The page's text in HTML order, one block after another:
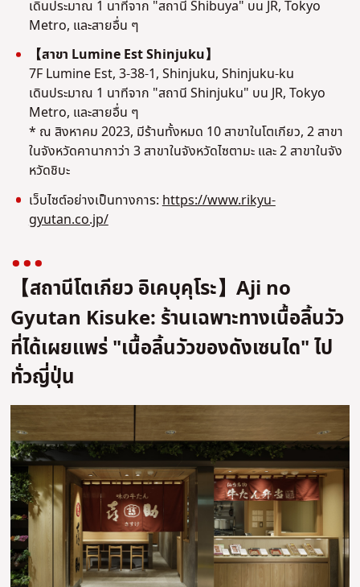
เดินประมาณ 1 นาทีจาก "สถานี Shibuya" บน JR, Tokyo
Metro, และสายอื่น ๆ
【สาขา Lumine Est Shinjuku】
7F Lumine Est, 3-38-1, Shinjuku, Shinjuku-ku
เดินประมาณ 1 นาทีจาก "สถานี Shinjuku" บน JR, Tokyo
Metro, และสายอื่น ๆ
* ณ สิงหาคม 2023, มีร้านทั้งหมด 10 สาขาในโตเกียว, 2 สาขา
ในจังหวัดคานากาว่า 3 สาขาในจังหวัดไซตามะ และ 2 สาขาในจัง
หวัดชิบะ
เว็บไซต์อย่างเป็นทางการ:https://www.rikyu-
gyutan.co.jp/
【สถานีโตเกียว อิเคบุคุโระ】Aji no
Gyutan Kisuke: ร้านเฉพาะทางเนื้อลิ้นวัว
ที่ได้เผยแพร่ "เนื้อลิ้นวัวของดังเซนได" ไป
ทั่วญี่ปุ่น